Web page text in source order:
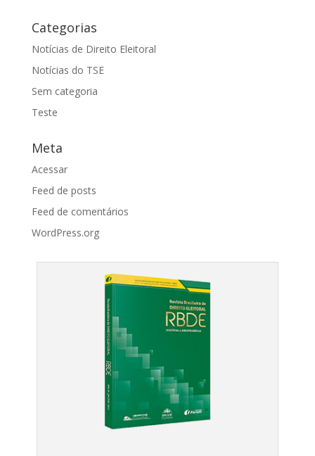
Categorias
Notícias de Direito Eleitoral
Notícias do TSE
Sem categoria
Teste
Meta
Acessar
Feed de posts
Feed de comentários
WordPress.org